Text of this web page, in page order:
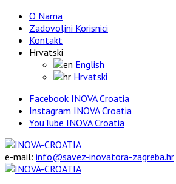
O Nama
Zadovoljni Korisnici
Kontakt
Hrvatski
English
Hrvatski
Facebook INOVA Croatia
Instagram INOVA Croatia
YouTube INOVA Croatia
e-mail: info@savez-inovatora-zagreba.hr